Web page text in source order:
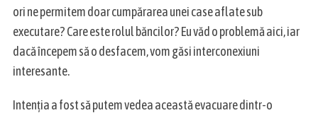
ori ne permitem doar cumpărarea unei case aflate sub
executare? Care este rolul băncilor? Eu văd o problemă aici, iar
dacă începem să o desfacem, vom găsi interconexiuni
interesante.
Intenția a fost să putem vedea această evacuare dintr-o